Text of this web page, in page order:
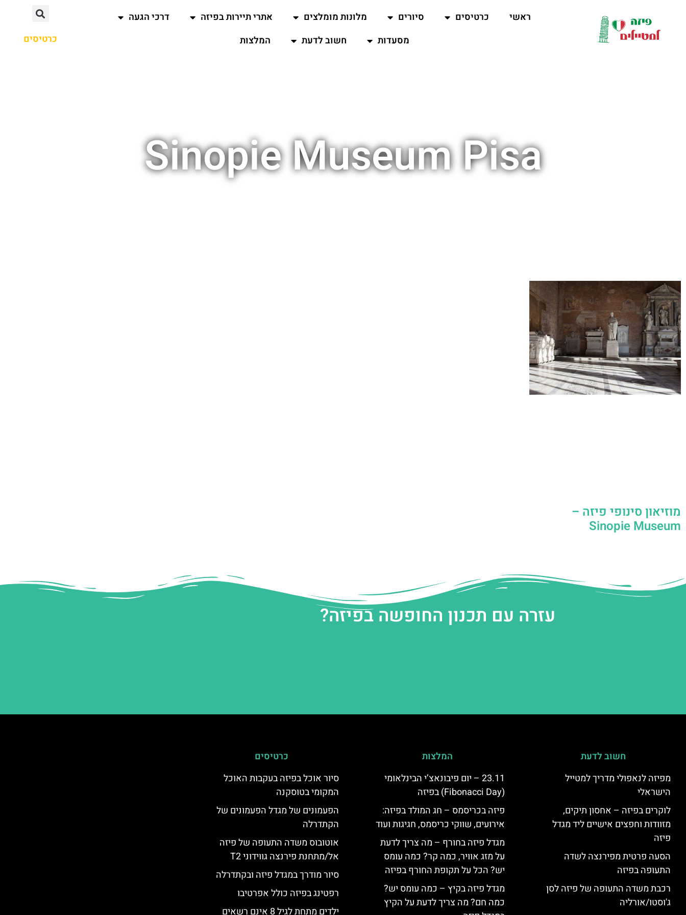
ראשי כרטיסים סיורים מלונות מומלצים אתרי תיירות בפיזה
דרכי הגעה
מסעדות
חשוב לדעת המלצות כרטיסים
Sinopie Museum Pisa
מוזיאון סינופי פיזה –
Sinopie Museum
עזרה עם תכנון החופשה בפיזה?
חשוב לדעת
מפיזה לנאפולי מדריך למטייל
הישראלי
לוקרים בפיזה – אחסון תיקים,
מזוודות וחפצים אישיים ליד מגדל
פיזה
הסעה פרטית מפירנצה לשדה
התעופה בפיזה
רכבת משדה התעופה של פיזה לסן
ג'וסטו/אורליה
המלצות
23.11 – יום פיבונאצ’י הבינלאומי
(Fibonacci Day) בפיזה
פיזה בכריסמס – חג המולד בפיזה:
אירועים, שווקי כריסמס, חגיגות ועוד
מגדל פיזה בחורף – מה צריך לדעת
על מזג אוויר, כמה קר? כמה עומס
יש? הכל על תקופת החורף בפיזה
מגדל פיזה בקיץ – כמה עומס יש?
כמה חם? מה צריך לדעת על הקיץ
כרטיסים
סיור אוכל בפיזה בעקבות האוכל
המקומי בטוסקנה
הפעמונים של מגדל הפעמונים של
הקתדרלה
אוטובוס משדה התעופה של פיזה
אל/מתחנת פירנצה גווידוני T2
סיור מודרך במגדל פיזה ובקתדרלה
רפטינג בפיזה כולל אפרטיבו
ילדים מתחת לגיל 8 אינם רשאים